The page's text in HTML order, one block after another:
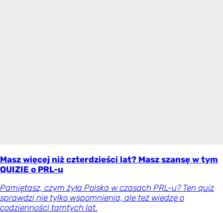
Masz więcej niż czterdzieści lat? Masz szansę w tym
QUIZIE o PRL-u
Pamiętasz, czym żyła Polska w czasach PRL-u? Ten quiz
sprawdzi nie tylko wspomnienia, ale też wiedzę o
codzienności tamtych lat.